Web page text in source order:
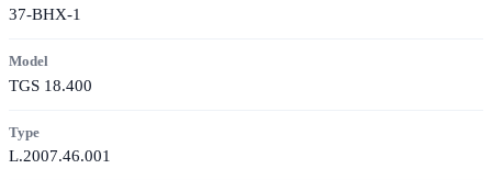
37-BHX-1
Model
TGS 18.400
Type
L.2007.46.001